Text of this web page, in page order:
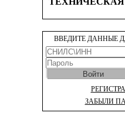
ВВЕДИТЕ ДАННЫЕ
ЗАБЫЛИ